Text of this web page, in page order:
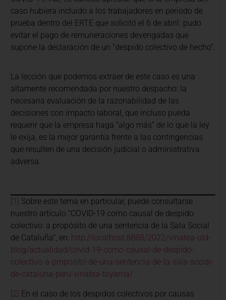
caso hubiera incluido a los trabajadores en periodo de
prueba dentro del ERTE que solicitó el 6 de abril. pudo
evitar el pago de remuneraciones devengadas que
supone la declaración de un “despido colectivo de hecho”.
La lección que podemos extraer de este caso es una
altamente recomendada por nuestro despacho: la
necesaria evaluación de la razonabilidad de las
decisiones con impacto laboral, que incluso pueda
requerir que la empresa haga “algo más” de lo que la ley
le exija, es la mejor garantía frente a las contingencias
que resulten de una decisión judicial o administrativa
adversa.
[1]
Sobre este tema en particular, puede consultarse
nuestro artículo “COVID-19 como causal de despido
colectivo: a propósito de una sentencia de la Sala Social
de Cataluña”, en: http://localhost:8888/2022/vinatea-old-
blog/actualidad/covid-19-como-causal-de-despido-
colectivo-a-proposito-de-una-sentencia-de-la-sala-social-
de-cataluna-peru-vinatea-toyama/
[2] En el caso de los despidos colectivos por causas